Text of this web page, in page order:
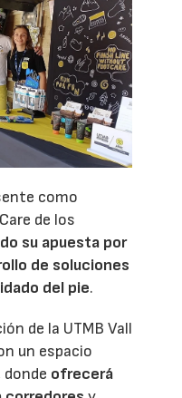
como
de los
su apuesta por
de soluciones
del pie.
de la UTMB Vall
un espacio
donde ofrecerá